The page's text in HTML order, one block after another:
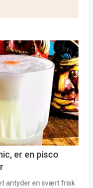
er en pisco
antyder en svært frisk